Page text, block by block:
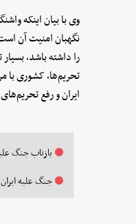
وی با بیان اینکه
نگهبان امنیت آن
را داشته باشد،
تحریم‌ها، کشوری با
ایران و رفع
بازتاب جنگ
جنگ علیه